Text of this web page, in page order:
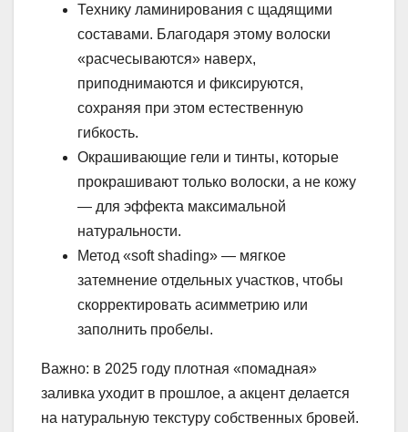
Технику ламинирования с щадящими
составами. Благодаря этому волоски
«расчесываются» наверх,
приподнимаются и фиксируются,
сохраняя при этом естественную
гибкость.
Окрашивающие гели и тинты, которые
прокрашивают только волоски, а не кожу
— для эффекта максимальной
натуральности.
Метод «soft shading» — мягкое
затемнение отдельных участков, чтобы
скорректировать асимметрию или
заполнить пробелы.
Важно: в 2025 году плотная «помадная»
заливка уходит в прошлое, а акцент делается
на натуральную текстуру собственных бровей.